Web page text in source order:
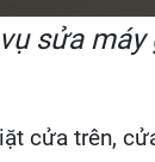
sửa
cửa trên,